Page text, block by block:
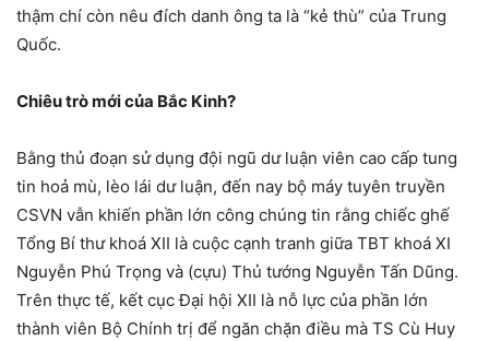
thậm chí còn nêu đích danh ông ta là “kẻ thù” của Trung
Quốc.
Chiêu trò mới của Bắc Kinh?
Bằng thủ đoạn sử dụng đội ngũ dư luận viên cao cấp tung
tin hoả mù, lèo lái dư luận, đến nay bộ máy tuyên truyền
CSVN vẫn khiến phần lớn công chúng tin rằng chiếc ghế
Tổng Bí thư khoá XII là cuộc cạnh tranh giữa TBT khoá XI
Nguyễn Phú Trọng và (cựu) Thủ tướng Nguyễn Tấn Dũng.
Trên thực tế, kết cục Đại hội XII là nỗ lực của phần lớn
thành viên Bộ Chính trị để ngăn chặn điều mà TS Cù Huy